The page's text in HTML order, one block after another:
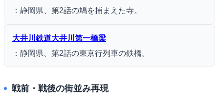
：静岡県、第2話の鳩を捕まえた寺。
大井川鉄道大井川第一橋梁
：静岡県、第2話の東京行列車の鉄橋。
戦前・戦後の街並み再現